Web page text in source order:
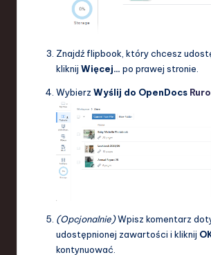
Znajdź flipbook, który chcesz
kliknij Więcej… po prawej stronie.
Wybierz Wyślij do OpenDocs
(Opcjonalnie)Wpisz komentarz
udostępnionej zawartości i kliknij
kontynuować.